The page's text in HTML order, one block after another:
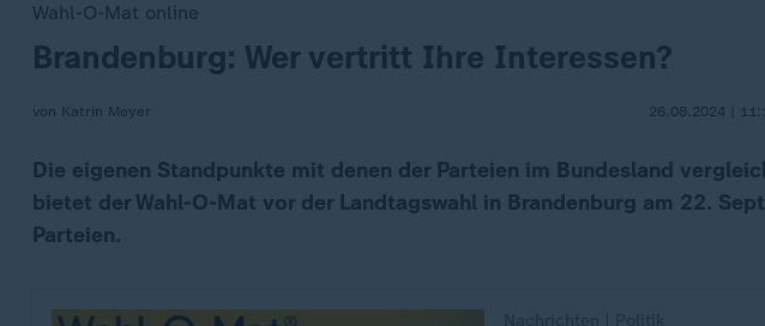
Wahl-O-Mat online
:Brandenburg: Wer vertritt Ihre Interessen?
von Katrin Meyer 26.08.2024 |
Die eigenen Standpunkte mit denen der Parteien im Bundesland
bietet der Wahl-O-Mat vor der Landtagswahl in Brandenburg am 22.
Parteien.